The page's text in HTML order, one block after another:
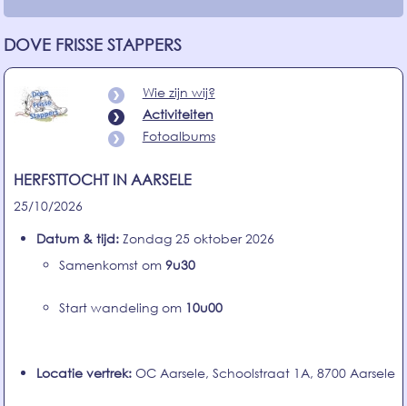
DOVE FRISSE STAPPERS
Wie zijn wij?
Activiteiten
Fotoalbums
HERFSTTOCHT IN AARSELE
25/10/2026
Datum & tijd: Zondag 25 oktober 2026
Samenkomst om9u30
Start wandeling om 10u00
Locatie vertrek: OC Aarsele, Schoolstraat 1A, 8700 Aarsele